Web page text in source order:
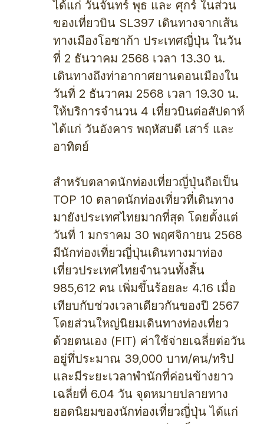
ได้แก่ วันจันทร์ พุธ และ ศุกร์ ในส่วน
ของเที่ยวบิน SL397 เดินทางจากเส้น
ทางเมืองโอซาก้า ประเทศญี่ปุ่น ในวัน
ที่ 2 ธันวาคม 2568 เวลา 13.30 น.
เดินทางถึงท่าอากาศยานดอนเมืองใน
วันที่ 2 ธันวาคม 2568 เวลา 19.30 น.
ให้บริการจำนวน 4 เที่ยวบินต่อสัปดาห์
ได้แก่ วันอังคาร พฤหัสบดี เสาร์ และ
อาทิตย์
สำหรับตลาดนักท่องเที่ยวญี่ปุ่นถือเป็น
TOP 10 ตลาดนักท่องเที่ยวที่เดินทาง
มายังประเทศไทยมากที่สุด โดยตั้งแต่
วันที่ 1 มกราคม 30 พฤศจิกายน 2568
มีนักท่องเที่ยวญี่ปุ่นเดินทางมาท่อง
เที่ยวประเทศไทยจำนวนทั้งสิ้น
985,612 คน เพิ่มขึ้นร้อยละ 4.16 เมื่อ
เทียบกับช่วงเวลาเดียวกันของปี 2567
โดยส่วนใหญ่นิยมเดินทางท่องเที่ยว
ด้วยตนเอง (FIT) ค่าใช้จ่ายเฉลี่ยต่อวัน
อยู่ทึ่ประมาณ 39,000 บาท/คน/ทริป
และมีระยะเวลาพำนักที่ค่อนข้างยาว
เฉลี่ยที่ 6.04 วัน จุดหมายปลายทาง
ยอดนิยมของนักท่องเที่ยวญี่ปุ่น ได้แก่